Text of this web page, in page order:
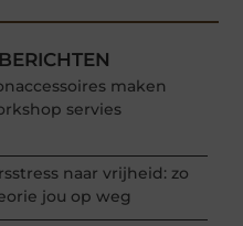
maken
servies
naar vrijheid: zo
jou op weg